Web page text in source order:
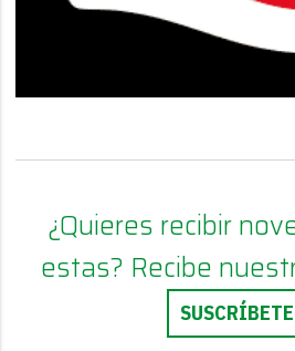
¿Quieres recibir
estas? Recibe
SUSCRÍBETE